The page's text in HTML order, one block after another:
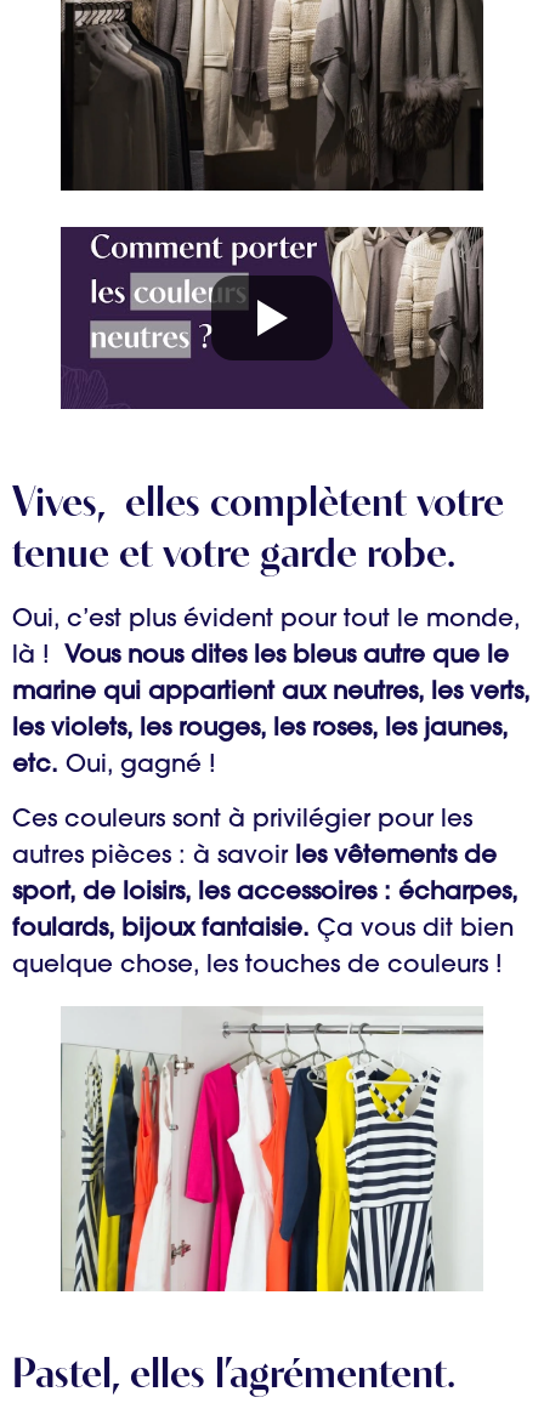
Vives, elles complètent votre
tenue et votre garde robe.
Oui, c’est plus évident pour tout le monde,
là ! Vous nous dites les bleus autre que le
marine qui appartient aux neutres, les verts,
les violets, les rouges, les roses, les jaunes,
etc. Oui, gagné !
Ces couleurs sont à privilégier pour les
autres pièces : à savoir les vêtements de
sport, de loisirs, les accessoires : écharpes,
foulards, bijoux fantaisie. Ça vous dit bien
quelque chose, les touches de couleurs !
Pastel, elles l’agrémentent.